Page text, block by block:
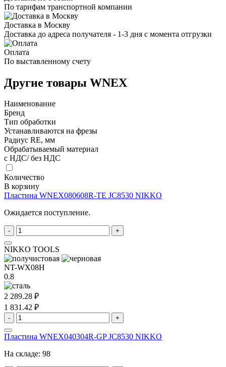
По тарифам транспортной компании
Доставка в Москву
Доставка до адреса получателя - 1-3 дня с момента отгрузки
Оплата
По выставленному счету
Другие товары WNEX
Наименование
Бренд
Тип обработки
Устанавливаются на фрезы
Радиус RE, мм
Обрабатываемый материал
с НДС/ без НДС
Количество
В корзину
Пластина WNEX080608R-TE JC8530 NIKKO
Ожидается поступление.
- +
NIKKO TOOLS
NT-WX08H
0.8
2 289.28 ₽
1 831.42 ₽
- +
Пластина WNEX040304R-GP JC8530 NIKKO
На складе: 98